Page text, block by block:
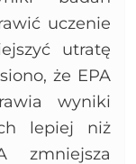
uczenie
utratę
że EPA
wyniki
lepiej niż
zmniejsza